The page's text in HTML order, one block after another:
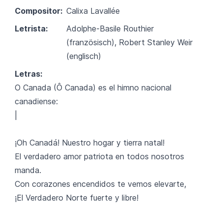
Compositor: Calixa Lavallée
Letrista:
Adolphe-Basile Routhier
(französisch), Robert Stanley Weir
(englisch)
Letras:
O Canada (Ô Canada) es el himno nacional
canadiense:
¡Oh Canadá! Nuestro hogar y tierra natal!
El verdadero amor patriota en todos nosotros
manda.
Con corazones encendidos te vemos elevarte,
¡El Verdadero Norte fuerte y libre!